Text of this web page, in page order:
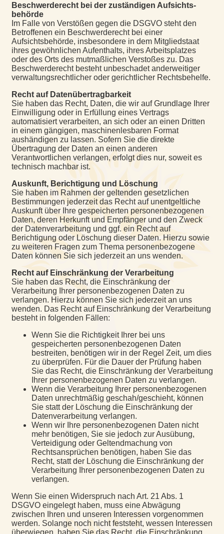
Beschwerde­recht bei der zuständigen Aufsichts­
behörde
Im Falle von Verstößen gegen die DSGVO steht den
Betroffenen ein Beschwerderecht bei einer
Aufsichtsbehörde, insbesondere in dem Mitgliedstaat
ihres gewöhnlichen Aufenthalts, ihres Arbeitsplatzes
oder des Orts des mutmaßlichen Verstoßes zu. Das
Beschwerderecht besteht unbeschadet anderweitiger
verwaltungsrechtlicher oder gerichtlicher Rechtsbehelfe.
Recht auf Daten­übertrag­barkeit
Sie haben das Recht, Daten, die wir auf Grundlage Ihrer
Einwilligung oder in Erfüllung eines Vertrags
automatisiert verarbeiten, an sich oder an einen Dritten
in einem gängigen, maschinenlesbaren Format
aushändigen zu lassen. Sofern Sie die direkte
Übertragung der Daten an einen anderen
Verantwortlichen verlangen, erfolgt dies nur, soweit es
technisch machbar ist.
Auskunft, Berichtigung und Löschung
Sie haben im Rahmen der geltenden gesetzlichen
Bestimmungen jederzeit das Recht auf unentgeltliche
Auskunft über Ihre gespeicherten personenbezogenen
Daten, deren Herkunft und Empfänger und den Zweck
der Datenverarbeitung und ggf. ein Recht auf
Berichtigung oder Löschung dieser Daten. Hierzu sowie
zu weiteren Fragen zum Thema personenbezogene
Daten können Sie sich jederzeit an uns wenden.
Recht auf Einschränkung der Verarbeitung
Sie haben das Recht, die Einschränkung der
Verarbeitung Ihrer personenbezogenen Daten zu
verlangen. Hierzu können Sie sich jederzeit an uns
wenden. Das Recht auf Einschränkung der Verarbeitung
besteht in folgenden Fällen:
Wenn Sie die Richtigkeit Ihrer bei uns
gespeicherten personenbezogenen Daten
bestreiten, benötigen wir in der Regel Zeit, um dies
zu überprüfen. Für die Dauer der Prüfung haben
Sie das Recht, die Einschränkung der Verarbeitung
Ihrer personenbezogenen Daten zu verlangen.
Wenn die Verarbeitung Ihrer personenbezogenen
Daten unrechtmäßig geschah/geschieht, können
Sie statt der Löschung die Einschränkung der
Datenverarbeitung verlangen.
Wenn wir Ihre personenbezogenen Daten nicht
mehr benötigen, Sie sie jedoch zur Ausübung,
Verteidigung oder Geltendmachung von
Rechtsansprüchen benötigen, haben Sie das
Recht, statt der Löschung die Einschränkung der
Verarbeitung Ihrer personenbezogenen Daten zu
verlangen.
Wenn Sie einen Widerspruch nach Art. 21 Abs. 1
DSGVO eingelegt haben, muss eine Abwägung
zwischen Ihren und unseren Interessen vorgenommen
werden. Solange noch nicht feststeht, wessen Interessen
überwiegen, haben Sie das Recht, die Einschränkung